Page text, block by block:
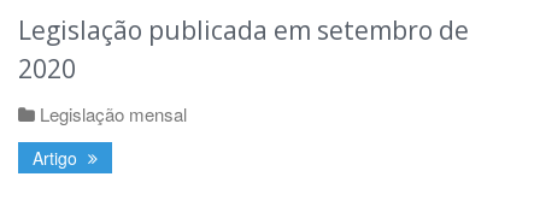
Legislação publicada em setembro de
2020
Legislação mensal
Artigo